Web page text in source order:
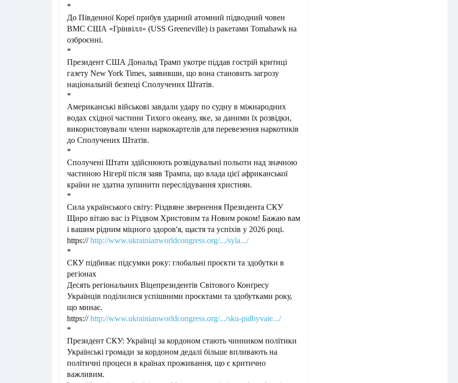
*
До Південної Кореї прибув ударний атомний підводний човен
ВМС США «Грінвілл» (USS Greeneville) із ракетами Tomahawk на
озброєнні.
*
Президент США Дональд Трамп укотре піддав гострій критиці
газету New York Times, заявивши, що вона становить загрозу
національній безпеці Сполучених Штатів.
*
Американські військові завдали удару по судну в міжнародних
водах східної частини Тихого океану, яке, за даними їх розвідки,
використовували члени наркокартелів для перевезення наркотиків
до Сполучених Штатів.
*
Сполучені Штати здійснюють розвідувальні польоти над значною
частиною Нігерії після заяв Трампа, що влада цієї африканської
країни не здатна зупинити переслідування християн.
*
Сила українського світу: Різдвяне звернення Президента СКУ
Щиро вітаю вас із Різдвом Христовим та Новим роком! Бажаю вам
і вашим рідним міцного здоров'я, щастя та успіхів у 2026 році.
https://http://www.ukrainianworldcongress.org/.../syla.../
*
СКУ підбиває підсумки року: глобальні проєкти та здобутки в
регіонах
Десять регіональних Віцепрезидентів Світового Конґресу
Українців поділилися успішними проєктами та здобутками року,
що минає.
https://http://www.ukrainianworldcongress.org/.../sku-pidbyvaie.../
*
Президент СКУ: Українці за кордоном стають чинником політики
Українські громади за кордоном дедалі більше впливають на
політичні процеси в країнах проживання, що є критично
важливим.